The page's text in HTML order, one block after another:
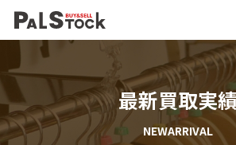
最新買取実
NEWARRIVAL